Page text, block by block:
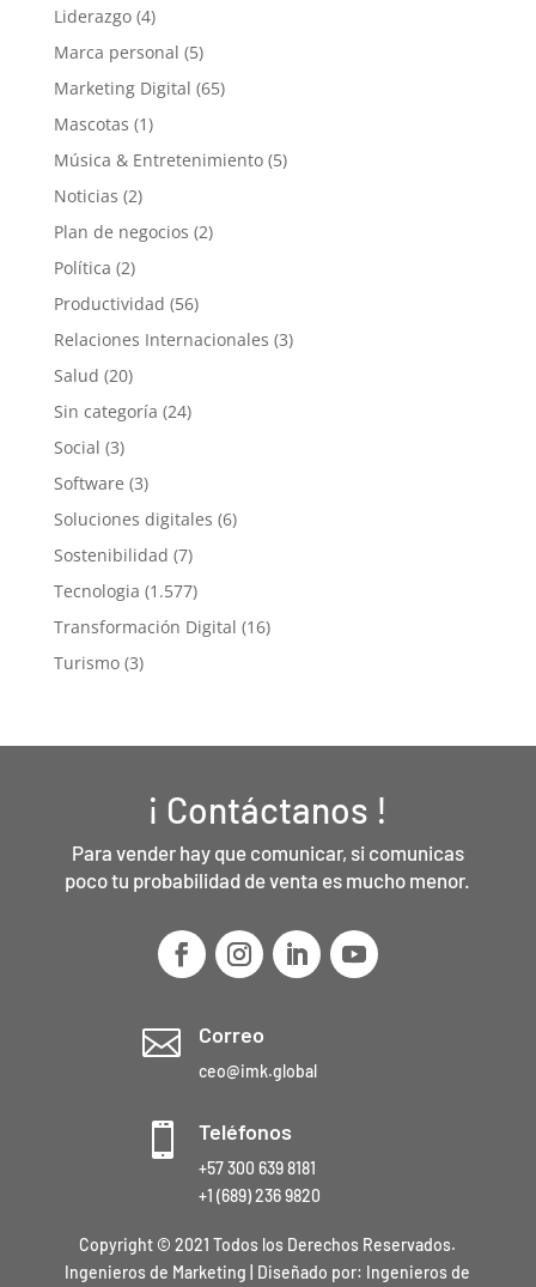
Liderazgo(4)
Marca personal (5)
Marketing Digital (65)
Mascotas (1)
Música & Entretenimiento(5)
Noticias (2)
Plan de negocios (2)
Política (2)
Productividad (56)
Relaciones Internacionales (3)
Salud (20)
Sin categoría (24)
Social (3)
Software (3)
Soluciones digitales (6)
Sostenibilidad (7)
Tecnologia (1.577)
Transformación Digital (16)
Turismo(3)
¡ Contáctanos !
Para vender hay que comunicar, si comunicas
poco tu probabilidad de venta es mucho menor.
 Correo
ceo@imk.global
 Teléfonos
+57 300 639 8181
+1 (689) 236 9820
Copyright © 2021 Todos los Derechos Reservados.
Ingenieros de Marketing | Diseñado por: Ingenieros de